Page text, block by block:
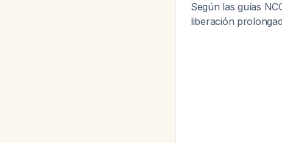
Según las guías
liberación